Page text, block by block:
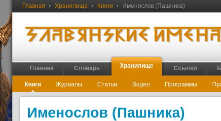
Главная Хранилище Книги Именослов (Пашника)
Главная Словарь Хранилище Ссылки
Книги Журналы Статьи Видео Программы
Именослов (Пашника)